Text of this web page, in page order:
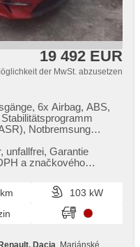
19 492 EUR
der MwSt. abzusetzen
6x Airbag, ABS,
Notbremsung
jízdy v jízdním
des Fahrers,
přepínání
'EURO VI',
senzory přední,
bezklíčové
unfallfrei,​ Garantie
a značkového
103 kW
Dacia , Mariánské